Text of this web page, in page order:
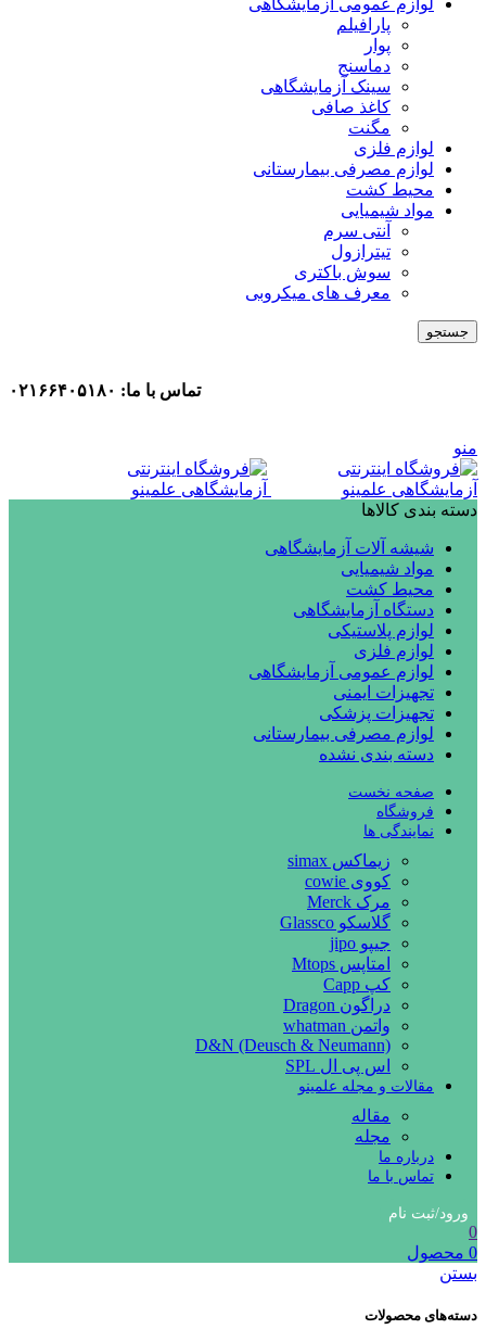
لوازم عمومی آزمایشگاهی
پارافیلم
پوار
دماسنج
سینک آزمایشگاهی
کاغذ صافی
مگنت
لوازم فلزی
لوازم مصرفی بیمارستانی
محیط کشت
مواد شیمیایی
آنتی سرم
تیترازول
سوش باکتری
معرف های میکروبی
جستجو
تماس با ما: ۰۲۱۶۶۴۰۵۱۸۰
منو
دسته بندی کالاها
شیشه آلات آزمایشگاهی
مواد شیمیایی
محیط کشت
دستگاه آزمایشگاهی
لوازم پلاستیکی
لوازم فلزی
لوازم عمومی آزمایشگاهی
تجهیزات ایمنی
تجهیزات پزشکی
لوازم مصرفی بیمارستانی
دسته بندی نشده
صفحه نخست
فروشگاه
نمایندگی ها
زیماکس simax
کووی cowie
مرک Merck
گلاسکو Glassco
جیپو jipo
امتاپس Mtops
کپ Capp
دراگون Dragon
واتمن whatman
D&N (Deusch & Neumann)
اس پی ال SPL
مقالات و مجله علمینو
مقاله
مجله
درباره ما
تماس با ما
ورود/ثبت نام
0
0 محصول
بستن
دسته‌های محصولات